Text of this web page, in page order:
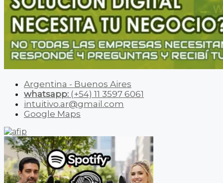
Argentina - Buenos Aires
whatsapp: (+54) 11 3597 6061
intuitivo.ar@gmail.com
Google Maps